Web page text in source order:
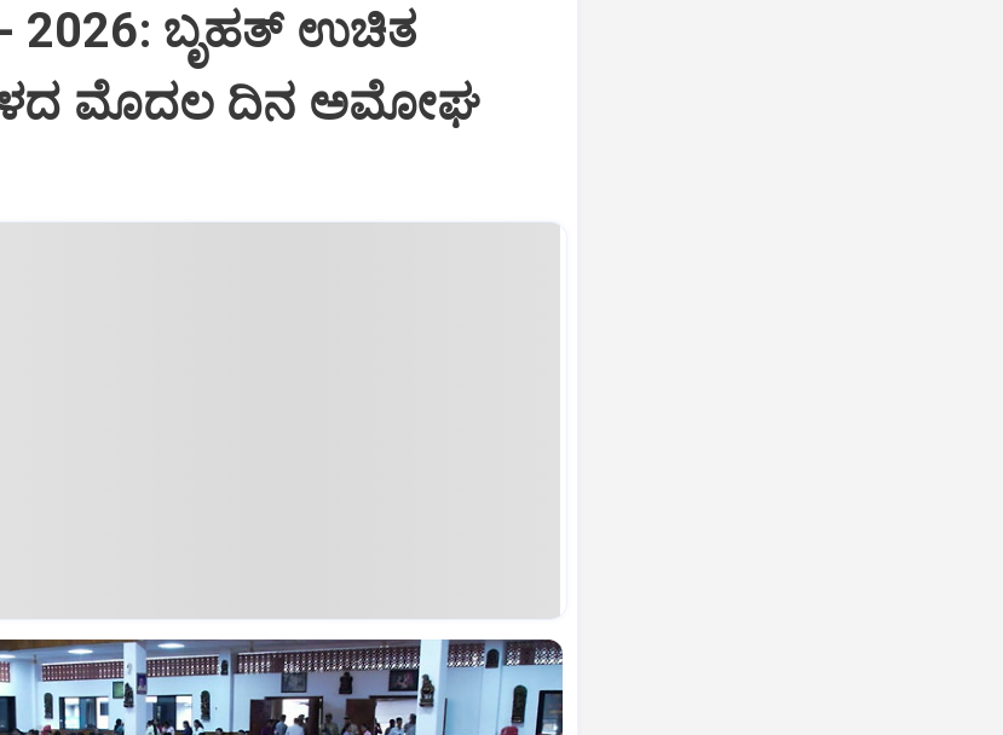
- 2026: ಬೃಹತ್ ಉಚಿತ
ಮೊದಲ ದಿನ ಅಮೋಘ